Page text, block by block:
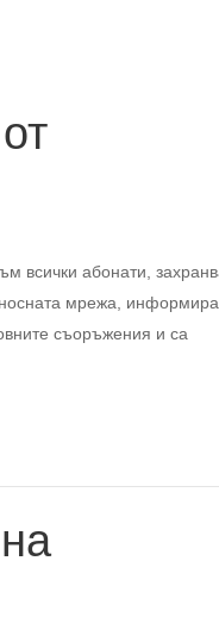
всички абонати,
мрежа, информира
съоръжения и са